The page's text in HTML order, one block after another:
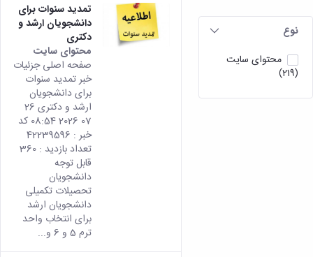
نوع
محتوای سایت
(219)
تمدید سنوات برای
دانشجویان ارشد و
دکتری
محتوای سایت
صفحه اصلی جزئیات
خبر تمدید سنوات
برای دانشجویان
ارشد و دکتری 26
07 2026 08:54 کد
خبر : 42239596
تعداد بازدید : 360
قابل توجه
دانشجویان
تحصیلات تکمیلی
دانشجویان ارشد
برای انتخاب واحد
ترم 5 و 6 و...